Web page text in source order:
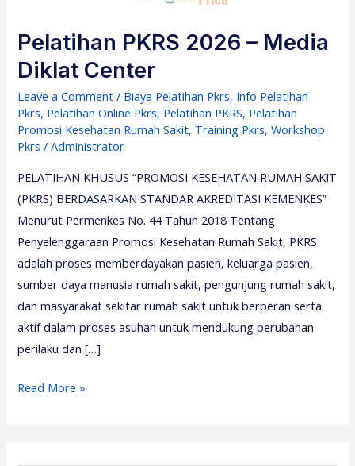
Pelatihan PKRS 2026 – Media
Diklat Center
Leave a Comment / Biaya Pelatihan Pkrs, Info Pelatihan
Pkrs, Pelatihan Online Pkrs, Pelatihan PKRS, Pelatihan
Promosi Kesehatan Rumah Sakit, Training Pkrs,Workshop
Pkrs /Administrator
PELATIHAN KHUSUS “PROMOSI KESEHATAN RUMAH SAKIT
(PKRS) BERDASARKAN STANDAR AKREDITASI KEMENKES”
Menurut Permenkes No. 44 Tahun 2018 Tentang
Penyelenggaraan Promosi Kesehatan Rumah Sakit, PKRS
adalah proses memberdayakan pasien, keluarga pasien,
sumber daya manusia rumah sakit, pengunjung rumah sakit,
dan masyarakat sekitar rumah sakit untuk berperan serta
aktif dalam proses asuhan untuk mendukung perubahan
perilaku dan […]
Pelatihan
Read More »